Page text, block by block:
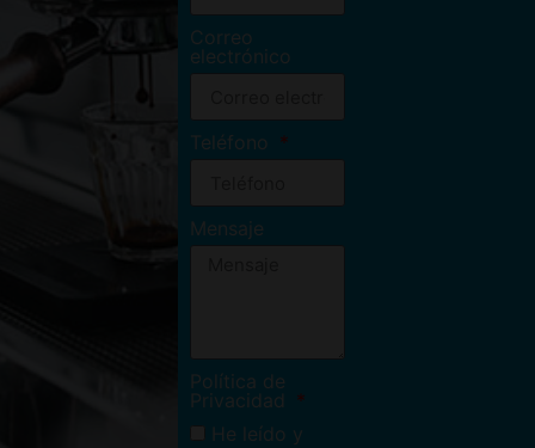
Correo
electrónico
Teléfono
Mensaje
Política de
Privacidad
He leído y